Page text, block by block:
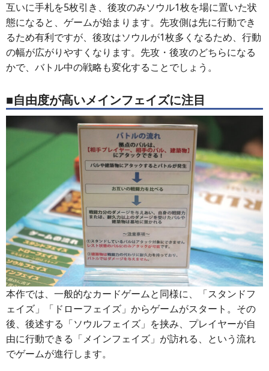
互いに手札を5枚引き、後攻のみソウル1枚を場に置いた状
態になると、ゲームが始まります。先攻側は先に行動でき
るため有利ですが、後攻はソウルが1枚多くなるため、行動
の幅が広がりやすくなります。先攻・後攻のどちらになる
かで、バトル中の戦略も変化することでしょう。
■自由度が高いメインフェイズに注目
本作では、一般的なカードゲームと同様に、「スタンドフ
ェイズ」「ドローフェイズ」からゲームがスタート。その
後、後述する「ソウルフェイズ」を挟み、プレイヤーが自
由に行動できる「メインフェイズ」が訪れる、という流れ
でゲームが進行します。